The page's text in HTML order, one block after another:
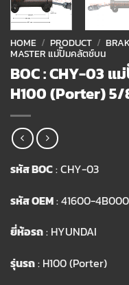
HOME / PRODUCT /
MASTER แม่ปั๊มคลัตช์บน
BOC : CHY-03
H100 (Porter) 5/
รหัส BOC: CHY-03
รหัส OEM: 41600-4B000
ยี่ห้อรถ: HYUNDAI
รุ่นรถ: H100 (Porter)